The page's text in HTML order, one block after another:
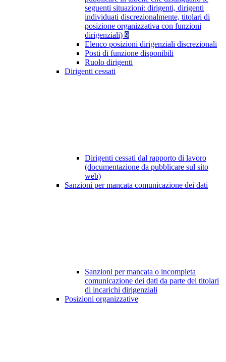
seguenti situazioni: dirigenti, dirigenti
individuati discrezionalmente, titolari di
posizione organizzativa con funzioni
dirigenziali) 9
Elenco posizioni dirigenziali discrezionali
Posti di funzione disponibili
Ruolo dirigenti
Dirigenti cessati
Dirigenti cessati dal rapporto di lavoro
(documentazione da pubblicare sul sito
web)
Sanzioni per mancata comunicazione dei dati
Sanzioni per mancata o incompleta
comunicazione dei dati da parte dei titolari
di incarichi dirigenziali
Posizioni organizzative